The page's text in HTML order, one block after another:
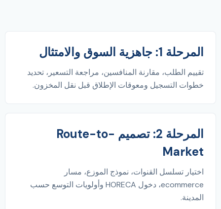
المرحلة 1: جاهزية السوق والامتثال
تقييم الطلب، مقارنة المنافسين، مراجعة التسعير، تحديد
خطوات التسجيل ومعوقات الإطلاق قبل نقل المخزون.
المرحلة 2: تصميم Route-to-
Market
اختيار تسلسل القنوات، نموذج الموزع، مسار
ecommerce، دخول HORECA وأولويات التوسع حسب
المدينة.